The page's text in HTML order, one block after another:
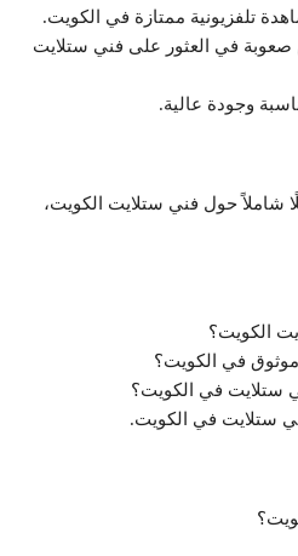
تلفزيونية ممتازة في الكويت.
في العثور على فني ستلايت
وجودة عالية.
شاملاً حول فني ستلايت الكويت،
الكويت؟
في الكويت؟
ستلايت في الكويت؟
ستلايت في الكويت.